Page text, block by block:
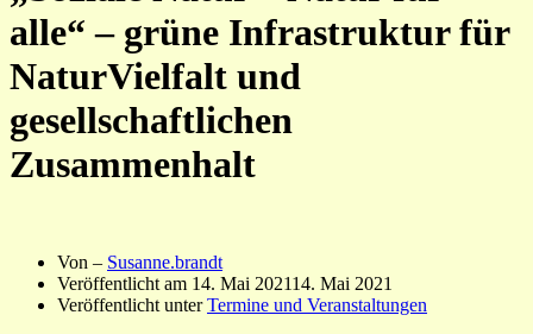
alle“ – grüne Infrastruktur für
NaturVielfalt und
gesellschaftlichen
Zusammenhalt
Von – Susanne.brandt
Veröffentlicht am 14. Mai 202114. Mai 2021
Veröffentlicht unterTermine und Veranstaltungen